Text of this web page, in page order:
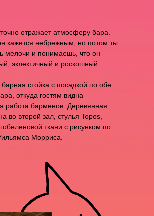
отражает атмосферу бара.
кажется небрежным, но потом ты
мелочи и понимаешь, что он
эклектичный и роскошный.
барная стойка с посадкой по обе
откуда гостям видна
работа барменов. Деревянная
во второй зал, стулья Topos,
ткани с рисунком по
Морриса.